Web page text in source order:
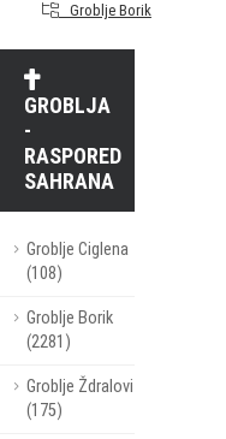
Groblje Borik
GROBLJA
-
RASPORED
SAHRANA
Groblje Ciglena
(108)
Groblje Borik
(2281)
Groblje Ždralovi
(175)